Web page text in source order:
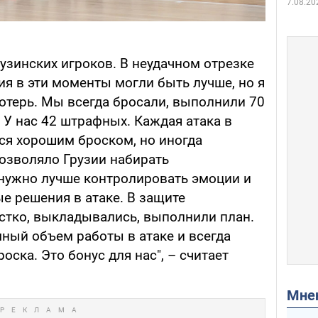
игроков. В неудачном отрезке
в эти моменты могли быть лучше, но я
Мы всегда бросали, выполнили 70
У нас 42 штрафных. Каждая атака в
хорошим броском, но иногда
Грузии набирать
лучше контролировать эмоции и
решения в атаке. В защите
выкладывались, выполнили план.
объем работы в атаке и всегда
Это бонус для нас", – считает